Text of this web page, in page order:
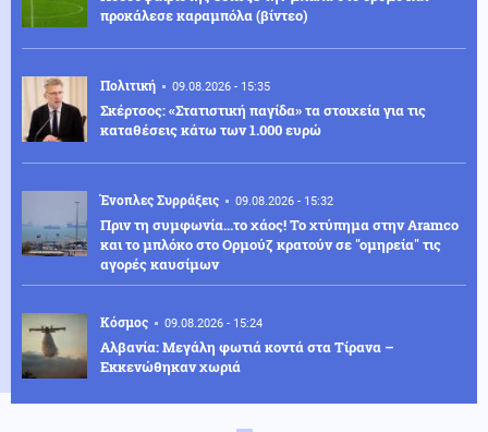
προκάλεσε καραμπόλα (βίντεο)
Πολιτική 09.08.2026 - 15:35
Σκέρτσος: «Στατιστική παγίδα» τα στοιχεία για τις
καταθέσεις κάτω των 1.000 ευρώ
Ένοπλες Συρράξεις 09.08.2026 - 15:32
Πριν τη συμφωνία...το χάος! Το χτύπημα στην Aramco
και το μπλόκο στο Ορμούζ κρατούν σε "ομηρεία" τις
αγορές καυσίμων
Κόσμος 09.08.2026 - 15:24
Αλβανία: Μεγάλη φωτιά κοντά στα Τίρανα –
Εκκενώθηκαν χωριά